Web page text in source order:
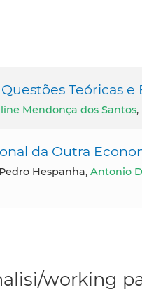
Teóricas
Mendonça dos Santos,
da Outra
Hespanha, Antonio
working